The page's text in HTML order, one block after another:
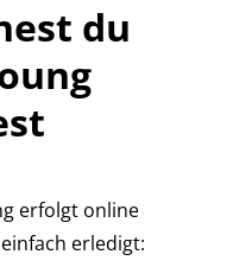
du
erfolgt online
erledigt: